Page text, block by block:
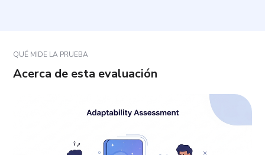
QUÉ MIDE LA PRUEBA
Acerca de esta evaluación